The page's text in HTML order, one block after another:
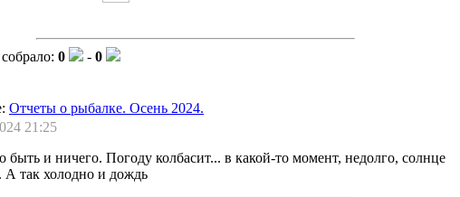
0 - 0
Отчеты о рыбалке. Осень 2024.
21:25
и ничего. Погоду колбасит... в какой-то момент, недолго, солнце
А так холодно и дождь